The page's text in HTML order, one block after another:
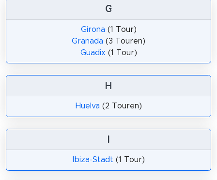
G
Girona (1 Tour)
Granada (3 Touren)
Guadix (1 Tour)
H
Huelva (2 Touren)
I
Ibiza-Stadt (1 Tour)